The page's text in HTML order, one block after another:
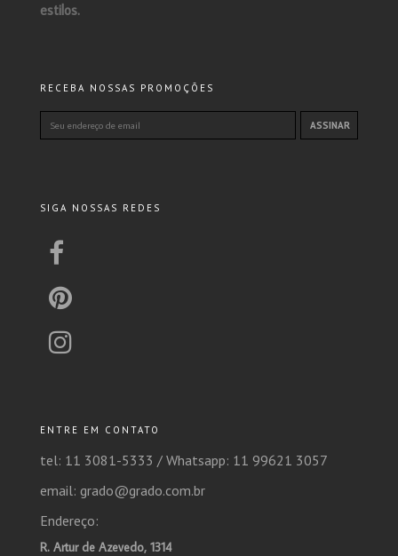
estilos.
RECEBA NOSSAS PROMOÇÕES
SIGA NOSSAS REDES
ENTRE EM CONTATO
tel: 11 3081-5333 / Whatsapp: 11 99621 3057
email: grado@grado.com.br
Endereço:
R. Artur de Azevedo, 1314